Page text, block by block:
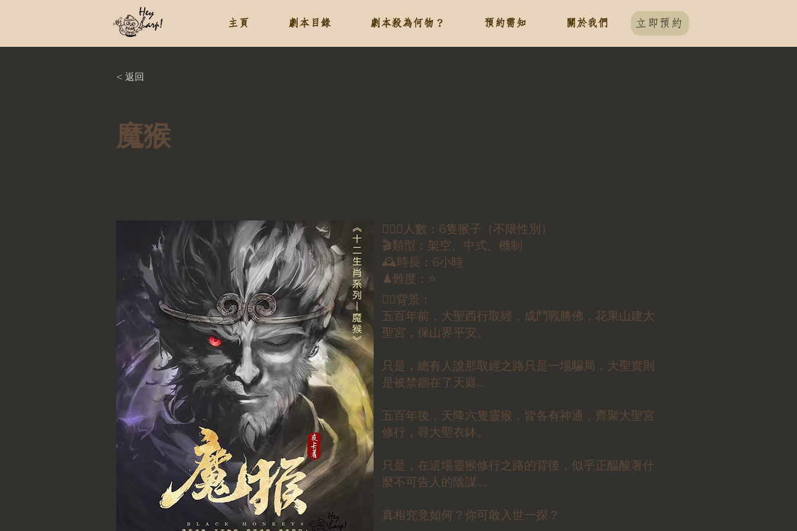
主頁 劇本目錄 劇本殺為何物？ 預約需知 關於我們 立即預約
< 返回
魔猴
🕵🏻‍♀️人數：6隻猴子（不限性別）
🎬類型：架空、中式、機制
🕰時長：6小時
♟難度：⭐️
✍🏼背景：
五百年前，大聖西行取經，成鬥戰勝佛，花果山建大
聖宮，保山界平安。
只是，總有人說那取經之路只是一場騙局，大聖實則
是被禁錮在了天庭…
五百年後，天降六隻靈猴，皆各有神通，齊聚大聖宮
修行，尋大聖衣鉢。
只是，在這場靈猴修行之路的背後，似乎正醖酸著什
麼不可告人的陰謀….
真相究竟如何？你可敢入世一探？